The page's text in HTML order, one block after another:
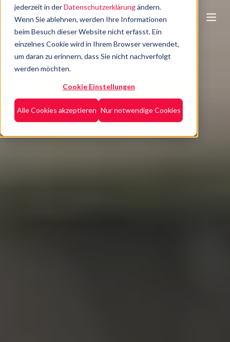
jederzeit in derDatenschutzerklärungändern.
Wenn Sie ablehnen, werden Ihre Informationen
beim Besuch dieser Website nicht erfasst. Ein
einzelnes Cookie wird in Ihrem Browser verwendet,
um daran zu erinnern, dass Sie nicht nachverfolgt
werden möchten.
Cookie Einstellungen
Alle Cookies akzeptieren Nur notwendige Cookies